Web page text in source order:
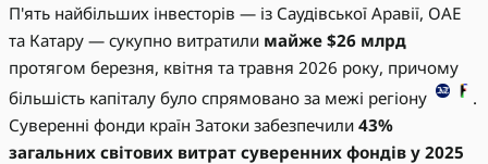
П'ять найбільших інвесторів — із Саудівської Аравії, ОАЕ
та Катару — сукупно витратили майже $26 млрд
протягом березня, квітня та травня 2026 року, причому
більшість капіталу було спрямовано за межі регіону
.
Суверенні фонди країн Затоки забезпечили 43%
загальних світових витрат суверенних фондів у 2025